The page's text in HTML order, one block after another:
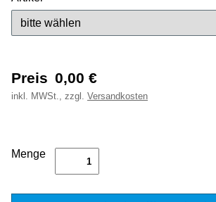
Preis 0,00 €
inkl. MWSt., zzgl. Versandkosten
Menge